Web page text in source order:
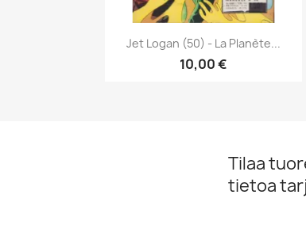
Pikakatselu
Jet Logan (50) - La Planète...
10,00 €
Tilaa
tietoa